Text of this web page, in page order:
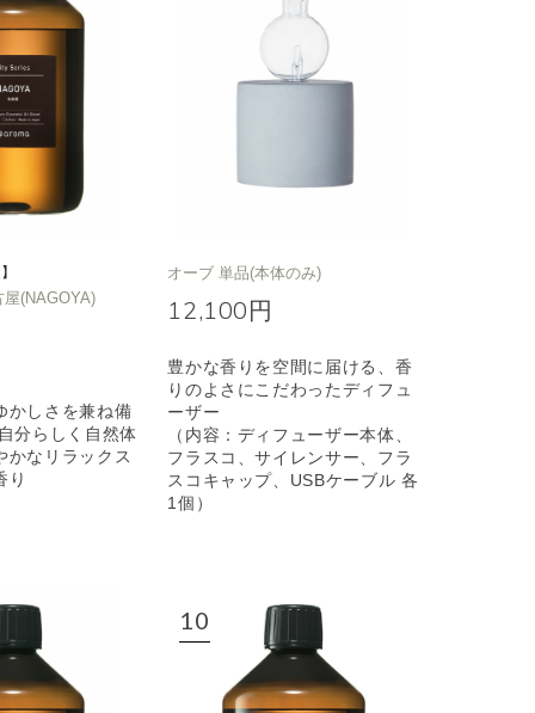
(NAGOYA)
かしさを兼ね備
分らしく自然体
かなリラックス
り
オーブ 単品(本体のみ)
12,100円
豊かな香りを空間に届ける、香
りのよさにこだわったディフュ
ーザー
（内容：ディフューザー本体、
フラスコ、サイレンサー、フラ
スコキャップ、USBケーブル 各
1個）